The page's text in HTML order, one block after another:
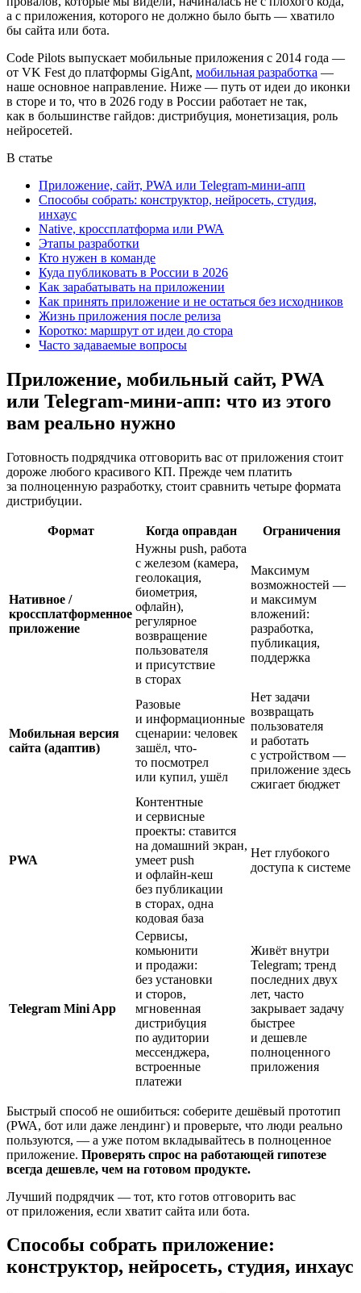
а с приложения, которого не должно было быть — хватило
бы сайта или бота.
Code Pilots выпускает мобильные приложения с 2014 года —
от VK Fest до платформы GigAnt, мобильная разработка —
наше основное направление. Ниже — путь от идеи до иконки
в сторе и то, что в 2026 году в России работает не так,
как в большинстве гайдов: дистрибуция, монетизация, роль
нейросетей.
В статье
Приложение, сайт, PWA или Telegram-мини-апп
Способы собрать: конструктор, нейросеть, студия,
инхаус
Native, кроссплатформа или PWA
Этапы разработки
Кто нужен в команде
Куда публиковать в России в 2026
Как зарабатывать на приложении
Как принять приложение и не остаться без исходников
Жизнь приложения после релиза
Коротко: маршрут от идеи до стора
Часто задаваемые вопросы
Приложение, мобильный сайт, PWA
или Telegram-мини-апп: что из этого
вам реально нужно
Готовность подрядчика отговорить вас от приложения стоит
дороже любого красивого КП. Прежде чем платить
за полноценную разработку, стоит сравнить четыре формата
дистрибуции.
Формат Когда оправдан Ограничения
Нативное /
кроссплатформенное
приложение
Нужны push, работа
с железом (камера,
геолокация,
биометрия,
офлайн),
регулярное
возвращение
пользователя
и присутствие
в сторах
Максимум
возможностей —
и максимум
вложений:
разработка,
публикация,
поддержка
Мобильная версия
сайта (адаптив)
Разовые
и информационные
сценарии: человек
зашёл, что-
то посмотрел
или купил, ушёл
Нет задачи
возвращать
пользователя
и работать
с устройством —
приложение здесь
сжигает бюджет
PWA
Контентные
и сервисные
проекты: ставится
на домашний экран,
умеет push
и офлайн-кеш
без публикации
в сторах, одна
кодовая база
Нет глубокого
доступа к системе
Telegram Mini App
Сервисы,
комьюнити
и продажи:
без установки
и сторов,
мгновенная
дистрибуция
по аудитории
мессенджера,
встроенные
платежи
Живёт внутри
Telegram; тренд
последних двух
лет, часто
закрывает задачу
быстрее
и дешевле
полноценного
приложения
Быстрый способ не ошибиться: соберите дешёвый прототип
(PWA, бот или даже лендинг) и проверьте, что люди реально
пользуются, — а уже потом вкладывайтесь в полноценное
приложение. Проверять спрос на работающей гипотезе
всегда дешевле, чем на готовом продукте.
Лучший подрядчик — тот, кто готов отговорить вас
от приложения, если хватит сайта или бота.
Способы собрать приложение:
конструктор, нейросеть, студия, инхаус